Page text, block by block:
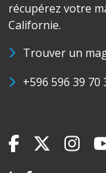
récupérez votre
Californie.
Trouver un
+596 596 39 70